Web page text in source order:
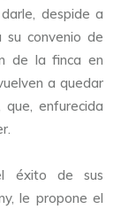
despide a
su convenio de
de la finca en
a quedar
enfurecida
éxito de sus
le propone el